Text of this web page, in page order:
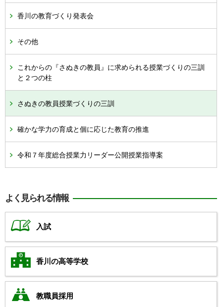
香川の教育づくり発表会
その他
これからの『さぬきの教員』に求められる授業づくりの三訓
と２つの柱
さぬきの教員授業づくりの三訓
確かな学力の育成と個に応じた教育の推進
令和７年度総合授業力リーダー公開授業指導案
よく見られる情報
入試
香川の高等学校
教職員採用